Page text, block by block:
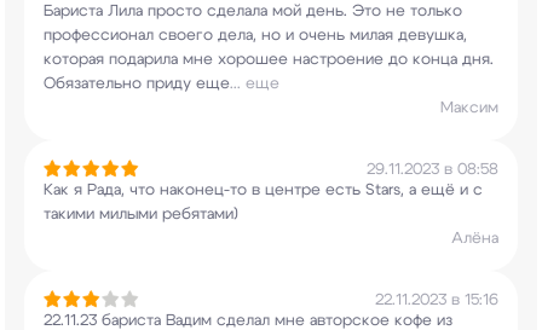
Бариста Лила просто сделала мой день. Это не только
профессионал своего дела, но и очень милая девушка,
которая подарила мне хорошее настроение до конца дня.
Обязательно приду еще... еще
Максим
29.11.2023 в 08:58
Как я Рада, что наконец-то в центре есть Stars, а ещё и с
такими милыми ребятами)
Алёна
22.11.2023 в 15:16
22.11.23 бариста Вадим сделал мне авторское кофе из